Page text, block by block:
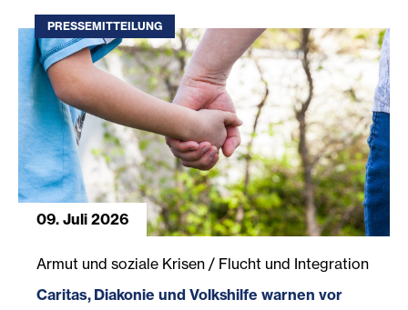
PRESSEMITTEILUNG
09. Juli 2026
Armut und soziale Krisen / Flucht und Integration
Caritas, Diakonie und Volkshilfe warnen vor